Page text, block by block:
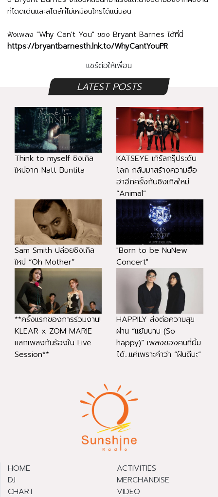
ที่โดดเด่นและสไตล์ที่ไม่เหมือนใครได้แน่นอน
ฟังเพลง "Why Can't You" ของ Bryant Barnes ได้ที่นี่
https://bryantbarnesth.lnk.to/WhyCantYouPR
แชร์ต่อให้เพื่อน
LATEST POSTS
Think to myself ซิงเกิล
ใหม่จาก Natt Buntita
KATSEYE เกิร์ลกรุ๊ประดับ
โลก กลับมาสร้างความฮือ
ฮาอีกครั้งกับซิงเกิลใหม่
“Animal”
Sam Smith ปล่อยซิงเกิล
ใหม่ “Oh Mother”
"Born to be NuNew
Concert"
**ครั้งแรกของการร่วมงาน!
KLEAR x ZOM MARIE
แลกเพลงกันร้องใน Live
Session**
HAPPILY ส่งต่อความสุข
ผ่าน “แย้มบาน (So
happy)” เพลงของคนที่ยิ้ม
ได้...แค่เพราะคำว่า “ฝันดีนะ”
HOME
DJ
CHART
ACTIVITIES
MERCHANDISE
VIDEO